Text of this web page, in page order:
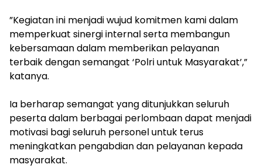
‎”Kegiatan ini menjadi wujud komitmen kami dalam
memperkuat sinergi internal serta membangun
kebersamaan dalam memberikan pelayanan
terbaik dengan semangat ‘Polri untuk Masyarakat’,”
katanya.
‎Ia berharap semangat yang ditunjukkan seluruh
peserta dalam berbagai perlombaan dapat menjadi
motivasi bagi seluruh personel untuk terus
meningkatkan pengabdian dan pelayanan kepada
masyarakat.